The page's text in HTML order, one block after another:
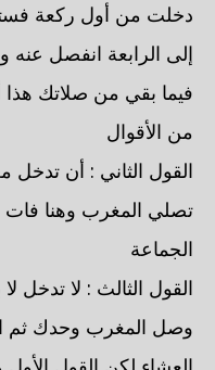
دخلت من أول ركعة
إلى الرابعة انفصل
فيما بقي من صلاتك
من الأقوال
القول الثاني : أن تدخل
تصلي المغرب وهنا فات
الجماعة
القول الثالث : لا تدخل
وصل المغرب وحدك ثم